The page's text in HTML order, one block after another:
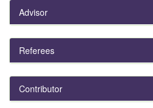
Advisor
Referees
Contributor